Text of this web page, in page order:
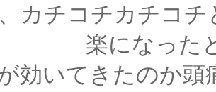
カチコチカチコ
ったというの
効いてきたのか